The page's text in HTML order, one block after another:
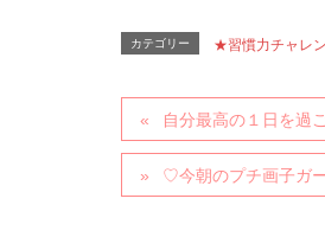
カテゴリー ★習慣力チャレ
自分最高の１日を
♡今朝のプチ画子ガ